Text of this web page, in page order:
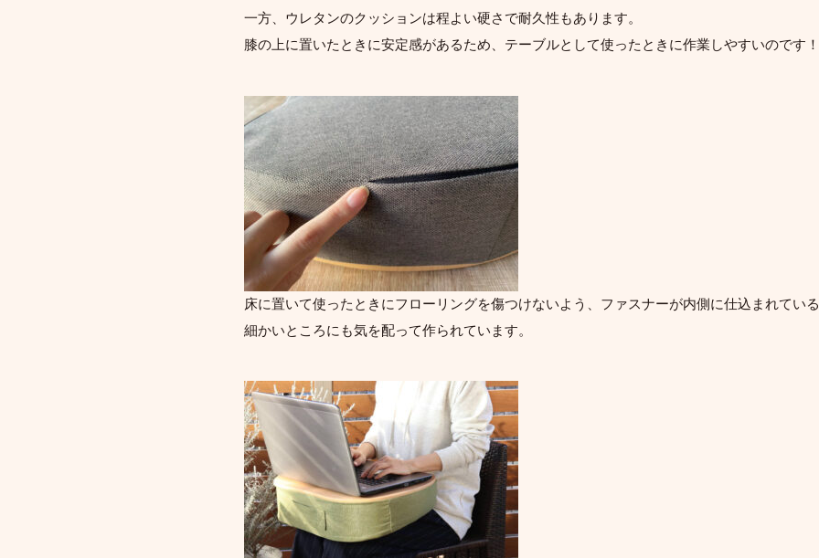
一方、ウレタンのクッションは程よい硬さで耐久性もあります。
膝の上に置いたときに安定感があるため、テーブルとして使ったときに作業しやすいのです！
床に置いて使ったときにフローリングを傷つけないよう、ファスナーが内側に仕込まれている
細かいところにも気を配って作られています。